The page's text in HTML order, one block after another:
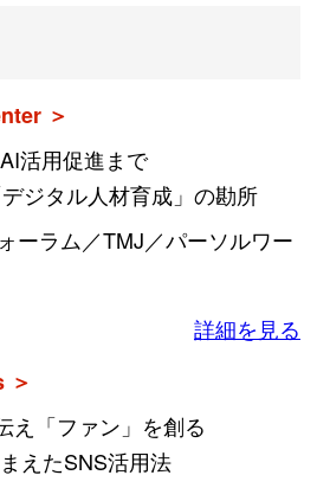
＞
活用促進まで
ジタル人材育成」の勘所
ーラム／TMJ／パーソルワー
詳細を見る
＞
え「ファン」を創る
えたSNS活用法